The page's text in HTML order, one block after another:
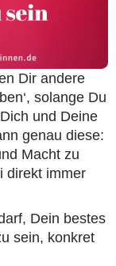
Dir andere
solange Du
und Deine
genau diese:
Macht zu
direkt immer
Dein bestes
sein, konkret